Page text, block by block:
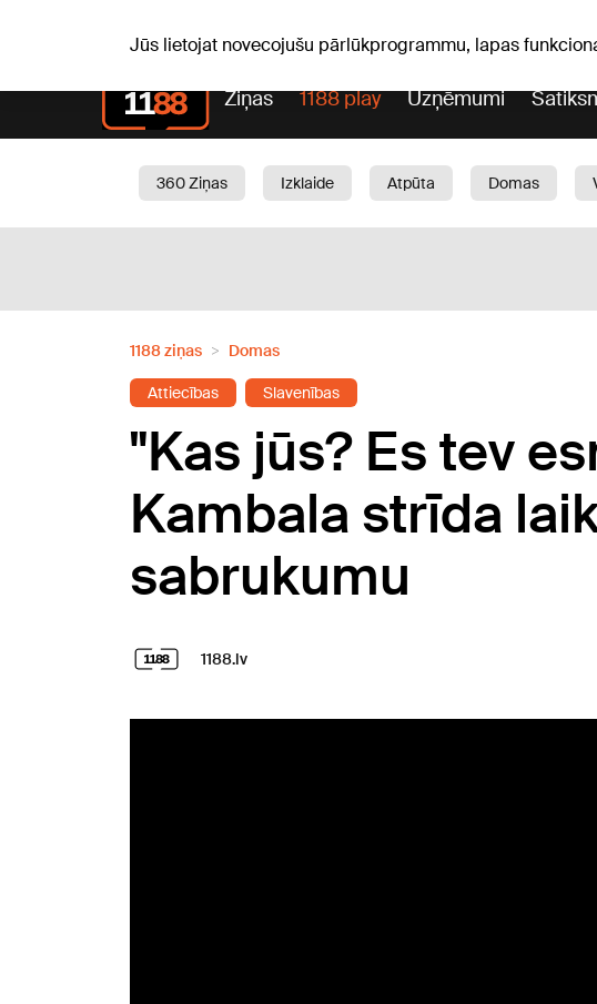
Jūs lietojat novecojušu pārlūkprogrammu, lapas
Ziņas 1188 play Uzņēmumi
360 Ziņas Izklaide Atpūta Domas
1188 ziņas Domas
Attiecības Slavenības
"Kas jūs? Es tev
Kambala strīda
sabrukumu
1188.lv